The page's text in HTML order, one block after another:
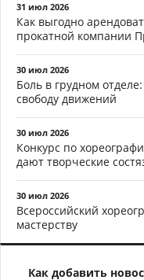
31 июл 2026
Как выгодно
прокатной компании
30 июл 2026
Боль в грудном
свободу движений
30 июл 2026
Конкурс по
дают творческие
30 июл 2026
Всероссийский
мастерству
Как добавить